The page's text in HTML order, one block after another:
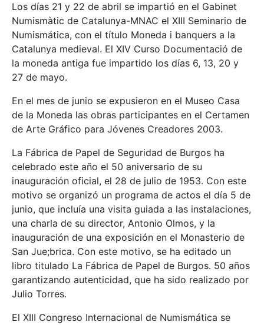
Los días 21 y 22 de abril se impartió en el Gabinet
Numismàtic de Catalunya-MNAC el XIII Seminario de
Numismática, con el título Moneda i banquers a la
Catalunya medieval. El XIV Curso Documentació de
la moneda antiga fue impartido los días 6, 13, 20 y
27 de mayo.
En el mes de junio se expusieron en el Museo Casa
de la Moneda las obras participantes en el Certamen
de Arte Gráfico para Jóvenes Creadores 2003.
La Fábrica de Papel de Seguridad de Burgos ha
celebrado este año el 50 aniversario de su
inauguración oficial, el 28 de julio de 1953. Con este
motivo se organizó un programa de actos el día 5 de
junio, que incluía una visita guiada a las instalaciones,
una charla de su director, Antonio Olmos, y la
inauguración de una exposición en el Monasterio de
San Jue;brica. Con este motivo, se ha editado un
libro titulado La Fábrica de Papel de Burgos. 50 años
garantizando autenticidad, que ha sido realizado por
Julio Torres.
El XIII Congreso Internacional de Numismática se